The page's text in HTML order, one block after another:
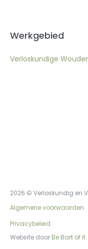
Werkgebied
Verloskundige
2026 © Verloskundig en
Algemene voorwaarden
Privacybeleid
Website door Be Bart of it